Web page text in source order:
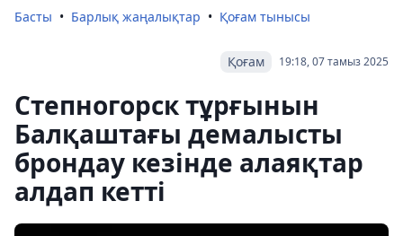
Басты Барлық жаңалықтар Қоғам тынысы
19:18, 07 тамыз 2025
Қоғам
Степногорск тұрғынын
Балқаштағы демалысты
брондау кезінде алаяқтар
алдап кетті